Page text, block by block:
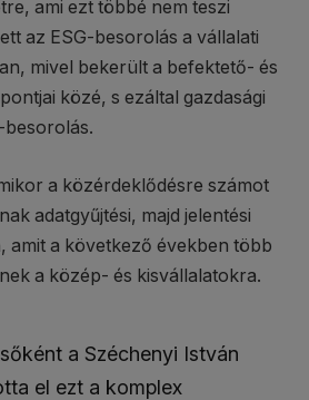
ami ezt többé nem teszi
az ESG-besorolás a vállalati
mivel bekerült a befektető- és
közé, s ezáltal gazdasági
besorolás.
a közérdeklődésre számot
adatgyűjtési, majd jelentési
amit a következő években több
a közép- és kisvállalatokra.
a Széchenyi István
el ezt a komplex